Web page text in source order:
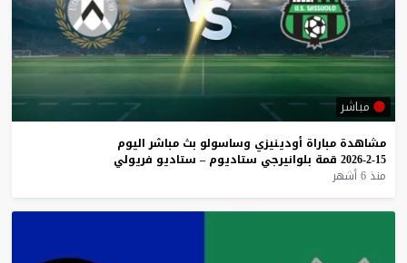
مباشر
مشاهدة مباراة أودينيزي وساسولو بث مباشر اليوم
15-2-2026
قمة بلوانيرجي ستاديوم – ستاديو فريولي
منذ 6 أشهر